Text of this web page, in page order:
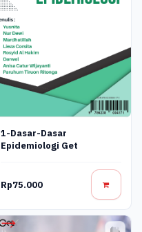
1-Dasar-Dasar
Epidemiologi Get
Rp75.000